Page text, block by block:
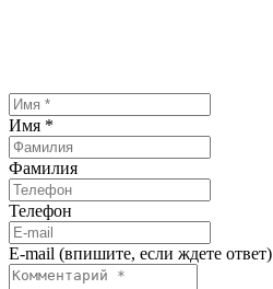
Имя *
Фамилия
Телефон
E-mail (впишите, если ждете ответ)